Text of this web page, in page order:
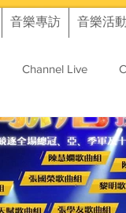
音樂專訪 音樂活
Channel Live
音樂比賽資訊 往績